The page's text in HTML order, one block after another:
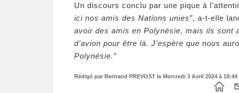
Un discours conclu par une pique à
ici nos amis des Nations unies”, a-t-elle
avoir des amis en Polynésie, mais ils sont
d’avion pour être là. J’espère que nous
Polynésie.”
Rédigé par Bertrand PREVOST le Mercredi 3 Avril 2024 à